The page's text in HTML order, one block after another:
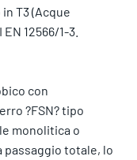
T3 (Acque
12566/1-3.
con
?FSN? tipo
monolitica o
totale, lo